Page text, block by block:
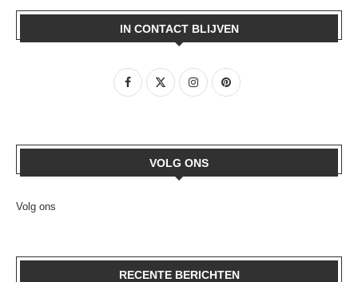
IN CONTACT BLIJVEN
VOLG ONS
Volg ons
RECENTE BERICHTEN